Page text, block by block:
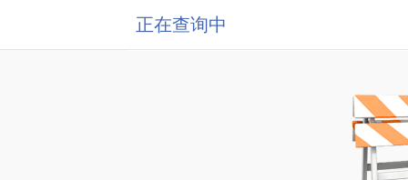
正在查询中